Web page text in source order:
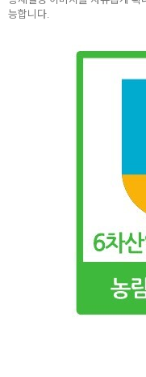
능합니다.